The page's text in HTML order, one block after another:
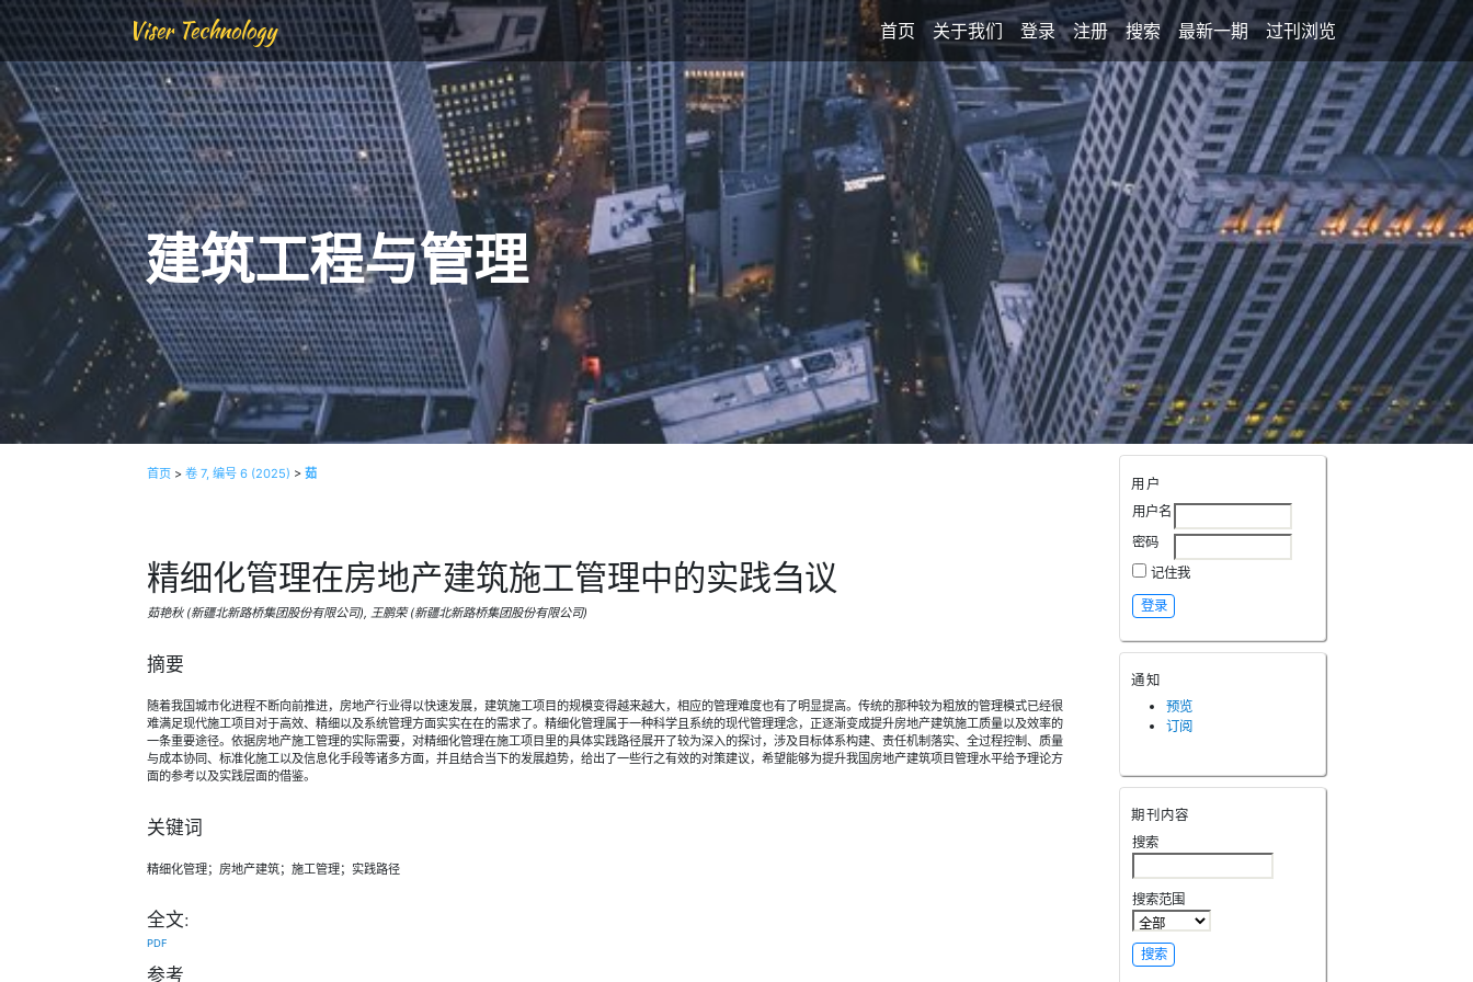
Viser Technology 首页 关于我们 登录 注册 搜索 最新一期 过刊浏览
建筑工程与管理
用户
用户名
密码
记住我
通知
预览
订阅
期刊内容
搜索
搜索范围
首页 >卷 7, 编号 6 (2025) >茹
精细化管理在房地产建筑施工管理中的实践刍议
茹艳秋 (新疆北新路桥集团股份有限公司), 王鹏荣 (新疆北新路桥集团股份有限公司)
摘要
随着我国城市化进程不断向前推进，房地产行业得以快速发展，建筑施工项目的规模变得越来越大，相应的管理难度也有了明显提高。传统的那种较为粗放的管理模式已经很
难满足现代施工项目对于高效、精细以及系统管理方面实实在在的需求了。精细化管理属于一种科学且系统的现代管理理念，正逐渐变成提升房地产建筑施工质量以及效率的
一条重要途径。依据房地产施工管理的实际需要，对精细化管理在施工项目里的具体实践路径展开了较为深入的探讨，涉及目标体系构建、责任机制落实、全过程控制、质量
与成本协同、标准化施工以及信息化手段等诸多方面，并且结合当下的发展趋势，给出了一些行之有效的对策建议，希望能够为提升我国房地产建筑项目管理水平给予理论方
面的参考以及实践层面的借鉴。
关键词
精细化管理；房地产建筑；施工管理；实践路径
全文:
PDF
参考